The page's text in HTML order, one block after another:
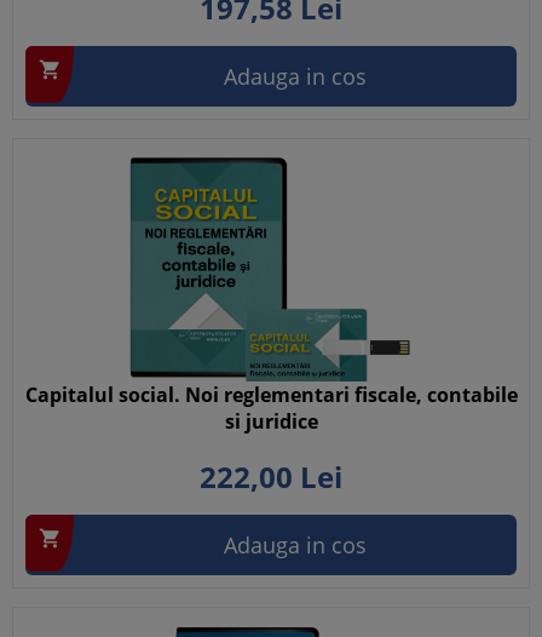
 Adauga in cos
Capitalul social. Noi reglementari fiscale, contabile
si juridice
222,00 Lei
 Adauga in cos